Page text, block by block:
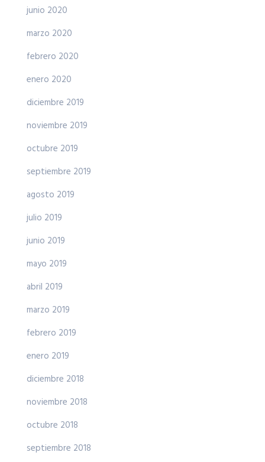
junio 2020
marzo 2020
febrero 2020
enero 2020
diciembre 2019
noviembre 2019
octubre 2019
septiembre 2019
agosto 2019
julio 2019
junio 2019
mayo 2019
abril 2019
marzo 2019
febrero 2019
enero 2019
diciembre 2018
noviembre 2018
octubre 2018
septiembre 2018